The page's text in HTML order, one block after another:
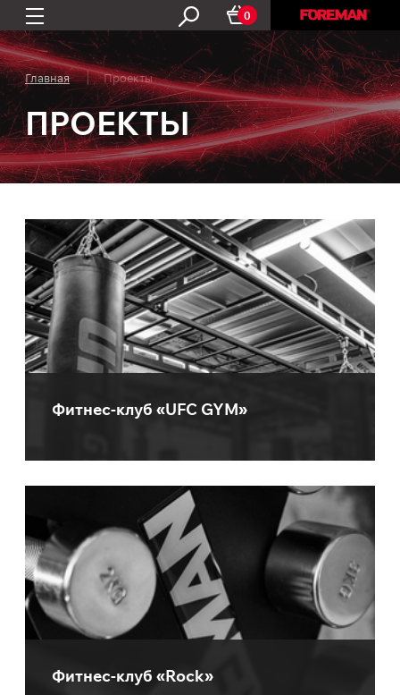
0
Главная Проекты
ПРОЕКТЫ
Фитнес-клуб «UFC GYM»
Фитнес-клуб «Rock»